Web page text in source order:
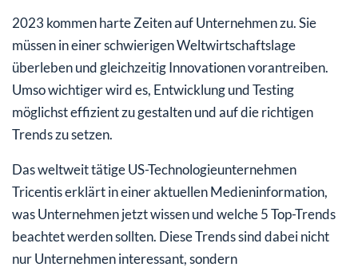
3. Security-Testing wird von Anfang an in die
Entwicklung integriert
4. Low-Code-Plattformen und Automatisierung sind auf
dem Vormarsch
Tricentis-Fazit: Testautomatisierung wird für
Unternehmen Pflicht!
2023 kommen harte Zeiten auf Unternehmen zu. Sie
müssen in einer schwierigen Weltwirtschaftslage
überleben und gleichzeitig Innovationen vorantreiben.
Umso wichtiger wird es, Entwicklung und Testing
möglichst effizient zu gestalten ­und auf die richtigen
Trends zu setzen.
Das weltweit tätige US-Technologieunternehmen
Tricentis erklärt in einer aktuellen Medieninformation,
was Unternehmen jetzt wissen und welche 5 Top-Trends
beachtet werden sollten. Diese Trends sind dabei nicht
nur Unternehmen interessant, sondern